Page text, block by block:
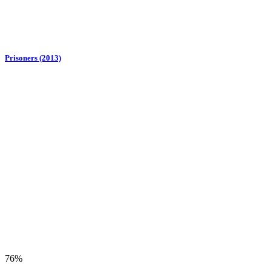
Prisoners (2013)
76%